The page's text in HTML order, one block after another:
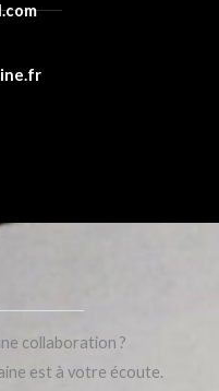
collaboration ?
est à votre écoute.